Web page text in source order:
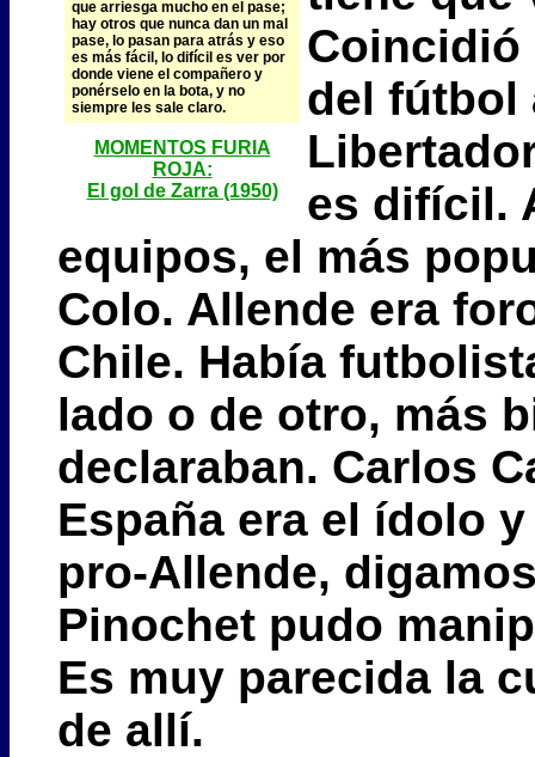
que arriesga mucho en el pase;
hay otros que nunca dan un mal
pase, lo pasan para atrás y eso
es más fácil, lo difícil es ver por
donde viene el compañero y
ponérselo en la bota, y no
siempre les sale claro.
MOMENTOS FURIA
ROJA:
El gol de Zarra (1950)
Coincidió
del fútbol
es difícil.
equipos, el más
Colo. Allende era
Chile. Había
lado o de otro, más
declaraban. Carlos
España era el ídolo
pro-Allende,
Pinochet pudo
Es muy parecida la
de allí.